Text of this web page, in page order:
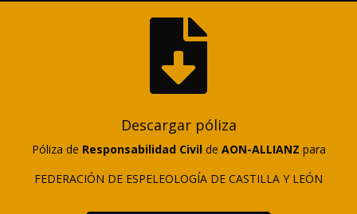

Descargar póliza
Póliza de Responsabilidad Civilde AON-ALLIANZ para
FEDERACIÓN DE ESPELEOLOGÍA DE CASTILLA Y LEÓN